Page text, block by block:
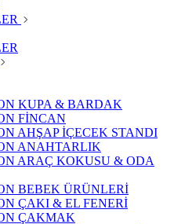
KUPA & BARDAK
FİNCAN
AHŞAP İÇECEK STANDI
ANAHTARLIK
ARAÇ KOKUSU & ODA
BEBEK ÜRÜNLERİ
ÇAKI & EL FENERİ
ÇAKMAK